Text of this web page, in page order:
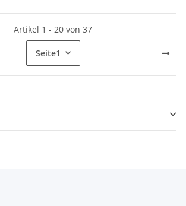
Artikel 1 - 20 von 37
Seite1